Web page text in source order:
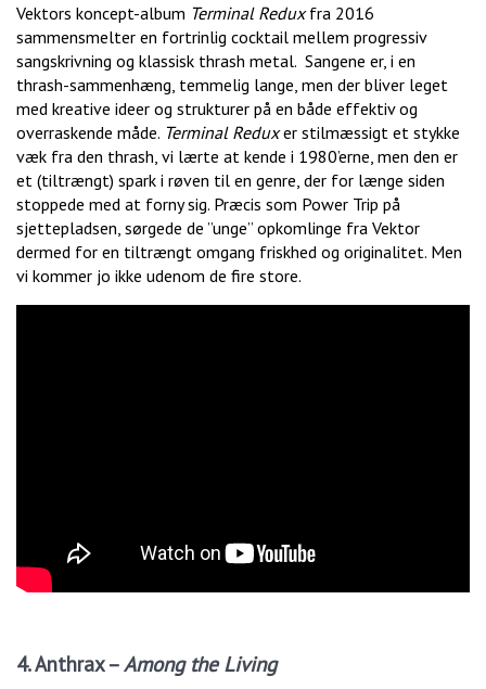
Vektors koncept-album Terminal Reduxfra 2016
sammensmelter en fortrinlig cocktail mellem progressiv
sangskrivning og klassisk thrash metal. Sangene er, i en
thrash-sammenhæng, temmelig lange, men der bliver leget
med kreative ideer og strukturer på en både effektiv og
overraskende måde. Terminal Reduxer stilmæssigt et stykke
væk fra den thrash, vi lærte at kende i 1980’erne, men den er
et (tiltrængt) spark i røven til en genre, der for længe siden
stoppede med at forny sig. Præcis som Power Trip på
sjettepladsen, sørgede de ”unge” opkomlinge fra Vektor
dermed for en tiltrængt omgang friskhed og originalitet. Men
vi kommer jo ikke udenom de fire store.
4. Anthrax –Among the Living